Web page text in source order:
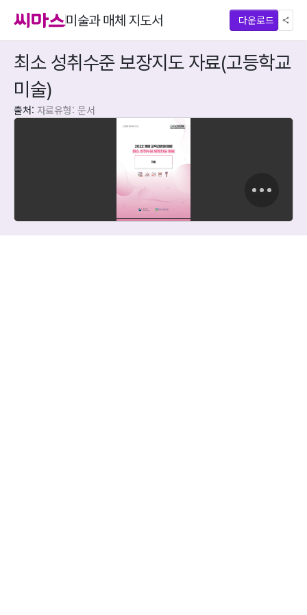
미술과 매체 지도서 다운로드
최소 성취수준 보장지도 자료(고등학교
미술)
출처: 자료유형: 문서